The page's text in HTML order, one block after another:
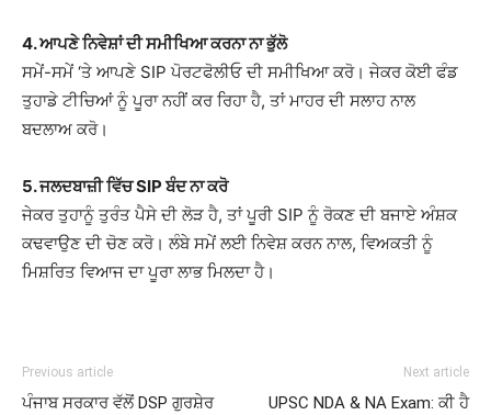
4. ਆਪਣੇ ਨਿਵੇਸ਼ਾਂ ਦੀ ਸਮੀਖਿਆ ਕਰਨਾ ਨਾ ਭੁੱਲੋ
ਸਮੇਂ-ਸਮੇਂ ‘ਤੇ ਆਪਣੇ SIP ਪੋਰਟਫੋਲੀਓ ਦੀ ਸਮੀਖਿਆ ਕਰੋ। ਜੇਕਰ ਕੋਈ ਫੰਡ
ਤੁਹਾਡੇ ਟੀਚਿਆਂ ਨੂੰ ਪੂਰਾ ਨਹੀਂ ਕਰ ਰਿਹਾ ਹੈ, ਤਾਂ ਮਾਹਰ ਦੀ ਸਲਾਹ ਨਾਲ
ਬਦਲਾਅ ਕਰੋ।
5. ਜਲਦਬਾਜ਼ੀ ਵਿੱਚ SIP ਬੰਦ ਨਾ ਕਰੋ
ਜੇਕਰ ਤੁਹਾਨੂੰ ਤੁਰੰਤ ਪੈਸੇ ਦੀ ਲੋੜ ਹੈ, ਤਾਂ ਪੂਰੀ SIP ਨੂੰ ਰੋਕਣ ਦੀ ਬਜਾਏ ਅੰਸ਼ਕ
ਕਢਵਾਉਣ ਦੀ ਚੋਣ ਕਰੋ। ਲੰਬੇ ਸਮੇਂ ਲਈ ਨਿਵੇਸ਼ ਕਰਨ ਨਾਲ, ਵਿਅਕਤੀ ਨੂੰ
ਮਿਸ਼ਰਿਤ ਵਿਆਜ ਦਾ ਪੂਰਾ ਲਾਭ ਮਿਲਦਾ ਹੈ।
Previous article
ਪੰਜਾਬ ਸਰਕਾਰ ਵੱਲੋਂ DSP ਗੁਰਸ਼ੇਰ
Next article
UPSC NDA & NA Exam: ਕੀ ਹੈ